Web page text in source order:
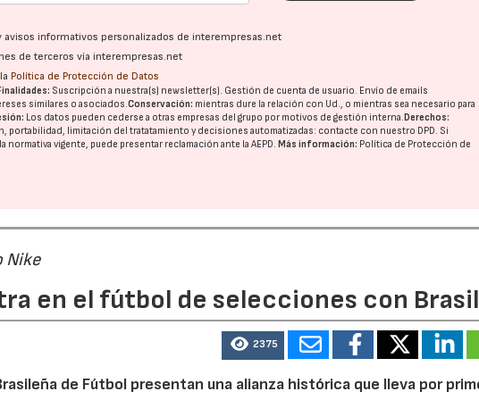
informativos personalizados de interempresas.net
de terceros vía interempresas.net
Política de Protección de Datos
Suscripción a nuestra(s) newsletter(s). Gestión de cuenta de usuario. Envío de emails
similares o asociados.Conservación: mientras dure la relación con Ud., o mientras sea necesario para
Los datos pueden cederse a otras empresas del grupo por motivos de gestión interna.Derechos:
limitación del tratatamiento y decisiones automatizadas: contacte con nuestro DPD. Si
normativa vigente, puede presentar reclamación ante laAEPD.Más información: Política de Protección de
Nike
en el fútbol de selecciones con Brasil
2375
de Fútbol presentan una alianza histórica que lleva por